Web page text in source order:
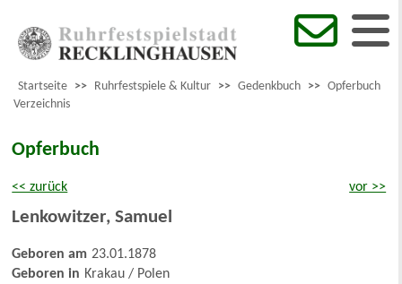
Startseite >> Ruhrfestspiele & Kultur >> Gedenkbuch >> Opferbuch
Verzeichnis
Opferbuch
<< zurück vor >>
Lenkowitzer, Samuel
Geboren am 23.01.1878
Geboren in Krakau / Polen